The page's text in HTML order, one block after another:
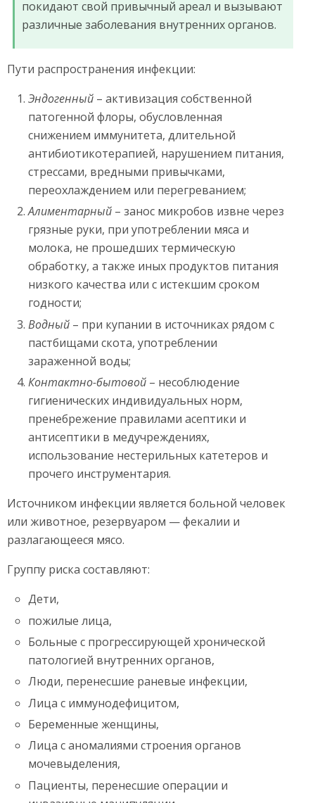
покидают свой привычный ареал и вызывают
различные заболевания внутренних органов.
Пути распространения инфекции:
Эндогенный – активизация собственной
патогенной флоры, обусловленная
снижением иммунитета, длительной
антибиотикотерапией, нарушением питания,
стрессами, вредными привычками,
переохлаждением или перегреванием;
Алиментарный – занос микробов извне через
грязные руки, при употреблении мяса и
молока, не прошедших термическую
обработку, а также иных продуктов питания
низкого качества или с истекшим сроком
годности;
Водный – при купании в источниках рядом с
пастбищами скота, употреблении
зараженной воды;
Контактно-бытовой – несоблюдение
гигиенических индивидуальных норм,
пренебрежение правилами асептики и
антисептики в медучреждениях,
использование нестерильных катетеров и
прочего инструментария.
Источником инфекции является больной человек
или животное, резервуаром — фекалии и
разлагающееся мясо.
Группу риска составляют:
Дети,
пожилые лица,
Больные с прогрессирующей хронической
патологией внутренних органов,
Люди, перенесшие раневые инфекции,
Лица с иммунодефицитом,
Беременные женщины,
Лица с аномалиями строения органов
мочевыделения,
Пациенты, перенесшие операции и